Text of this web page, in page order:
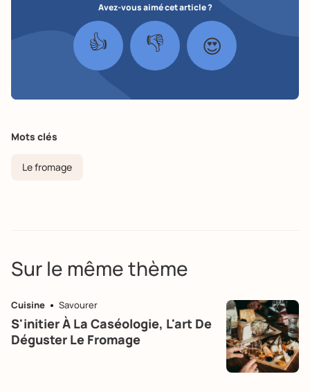
Avez-vous aimé cet article ?
👍 👎 😍
Mots clés
Le fromage
Sur le même thème
Cuisine Savourer
S'initier À La Caséologie, L'art De
Déguster Le Fromage